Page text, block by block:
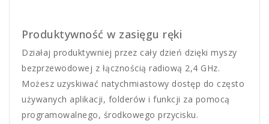
Produktywność w zasięgu ręki
Działaj produktywniej przez cały dzień dzięki myszy
bezprzewodowej z łącznością radiową 2,4 GHz.
Możesz uzyskiwać natychmiastowy dostęp do często
używanych aplikacji, folderów i funkcji za pomocą
programowalnego, środkowego przycisku.